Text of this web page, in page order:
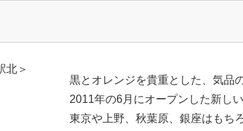
黒とオレンジを貴重とした、気品
2011年の6月にオープンした新しい
東京や上野、秋葉原、銀座はもち